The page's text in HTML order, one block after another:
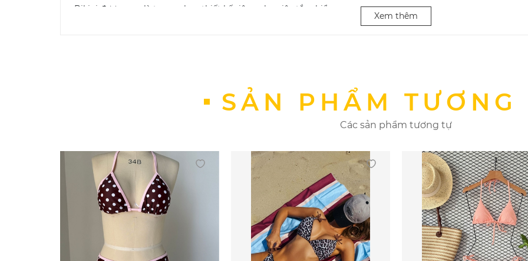
• Bikini được xem là trang phục thiết kế riêng cho việc tắm biển.
Một số phương pháp giúp bảo quản bikini:
Không giặt bikini bằng máy và sử dụng bột giặt tùy tiện, bạn nên giặt đồ bơi bằng tay.
Không phơi quần áo bơi trực tiếp dưới ánh nắng mặt trời
Cách giặt đồ bơi nữ bikini đúng cách:
Xả đầy nước lạnh vào bồn, thêm vào đó một muỗng bột giặt ít chất tẩy hoặc giấm trắng.
Ngâm trong vòng ba mươi phút và giũ sạch với nước lạnh.
Vắt khô bằng cách nhẹ nhàng cuốn đồ bikini của bạn vào một chiếc khăn tắm sạch, ấn nhẹ để loại bỏ
cách thông thường chính là một trong các nguyên nhân khiến quần áo bơi của bạn nhanh giãn và hỏng.
Khi đã ép nước xong, hãy trải phẳng để quần áo tự khô.
Xem thêm
SẢN PHẨM TƯƠNG
Các sản phẩm tương tự